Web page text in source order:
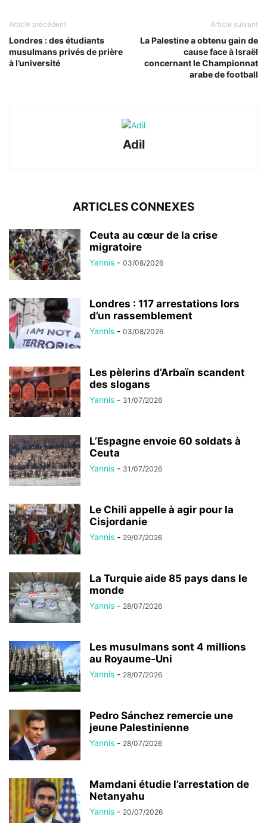
Article précédent
Londres : des étudiants
musulmans privés de prière
à l’université
Article suivant
La Palestine a obtenu gain de
cause face à Israël
concernant le Championnat
arabe de football
Adil
ARTICLES CONNEXES
Ceuta au cœur de la crise
migratoire
Yannis - 03/08/2026
Londres : 117 arrestations lors
d’un rassemblement
Yannis - 03/08/2026
Les pèlerins d’Arbaïn scandent
des slogans
Yannis - 31/07/2026
L’Espagne envoie 60 soldats à
Ceuta
Yannis - 31/07/2026
Le Chili appelle à agir pour la
Cisjordanie
Yannis - 29/07/2026
La Turquie aide 85 pays dans le
monde
Yannis - 28/07/2026
Les musulmans sont 4 millions
au Royaume-Uni
Yannis - 28/07/2026
Pedro Sánchez remercie une
jeune Palestinienne
Yannis - 28/07/2026
Mamdani étudie l’arrestation de
Netanyahu
Yannis - 20/07/2026